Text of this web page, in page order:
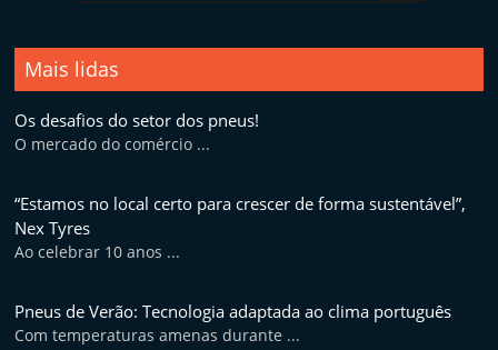
Mais lidas
Os desafios do setor dos pneus!
O mercado do comércio ...
“Estamos no local certo para crescer de forma sustentável”,
Nex Tyres
Ao celebrar 10 anos ...
Pneus de Verão: Tecnologia adaptada ao clima português
Com temperaturas amenas durante ...